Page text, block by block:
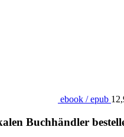
ebook / epub
Buchhändler